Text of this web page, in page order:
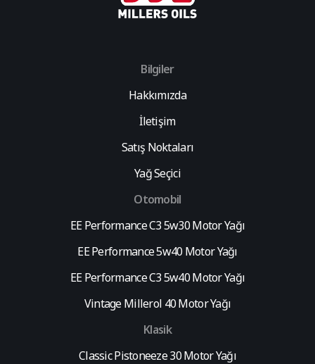
Bilgiler
Hakkımızda
İletişim
Satış Noktaları
Yağ Seçici
Otomobil
EE Performance C3 5w30 Motor Yağı
EE Performance 5w40 Motor Yağı
EE Performance C3 5w40 Motor Yağı
Vintage Millerol 40 Motor Yağı
Klasik
Classic Pistoneeze 30 Motor Yağı